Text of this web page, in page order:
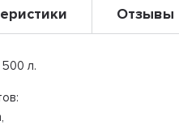
Отзывы
500 л.